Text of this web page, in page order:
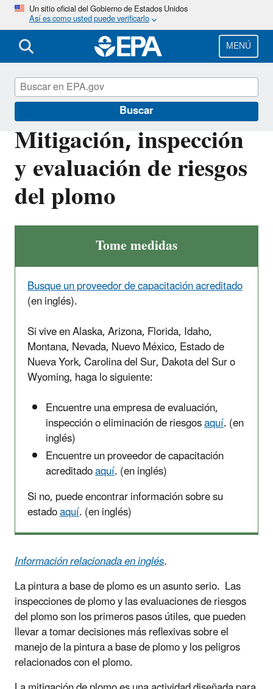
Pasar
al
contenido
principal
Un sitio oficial del Gobierno de Estados Unidos
Así es como usted puede verificarlo
MENÚ
Buscar
Mitigación, inspección
y evaluación de riesgos
del plomo
Tome medidas
Busque un proveedor de capacitación acreditado
(en inglés).
Si vive en Alaska, Arizona, Florida, Idaho,
Montana, Nevada, Nuevo México, Estado de
Nueva York, Carolina del Sur, Dakota del Sur o
Wyoming, haga lo siguiente:
Encuentre una empresa de evaluación,
inspección o eliminación de riesgosaquí. (en
inglés)
Encuentre un proveedor de capacitación
acreditadoaquí. (en inglés)
Si no, puede encontrar información sobre su
estadoaquí. (en inglés)
Información relacionada en inglés.
La pintura a base de plomo es un asunto serio. Las
inspecciones de plomo y las evaluaciones de riesgos
del plomo son los primeros pasos útiles, que pueden
llevar a tomar decisiones más reflexivas sobre el
manejo de la pintura a base de plomo y los peligros
relacionados con el plomo.
Plomo